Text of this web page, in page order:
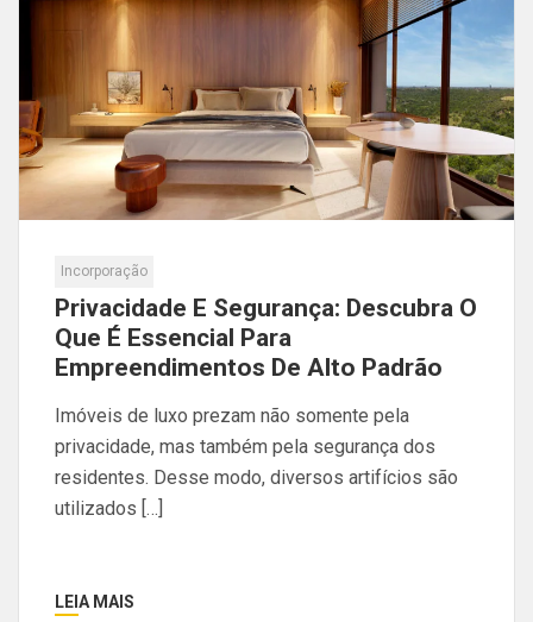
Incorporação
Privacidade E Segurança: Descubra O
Que É Essencial Para
Empreendimentos De Alto Padrão
Imóveis de luxo prezam não somente pela
privacidade, mas também pela segurança dos
residentes. Desse modo, diversos artifícios são
utilizados […]
LEIA MAIS